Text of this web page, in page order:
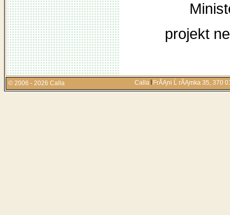
projekt
© 2006 - 2026 Calla Calla FrĂĄni Ĺ rĂĄmka 35, 370